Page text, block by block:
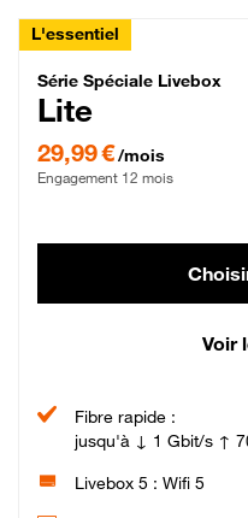
L'essentiel
Série Spéciale
Série Spéciale Livebox
Lite
29,99 €/mois
Engagement 12 mois
Voir
Fibre rapide :
jusqu'à ↓ 1 Gbit/s ↑
Livebox 5 : Wifi 5